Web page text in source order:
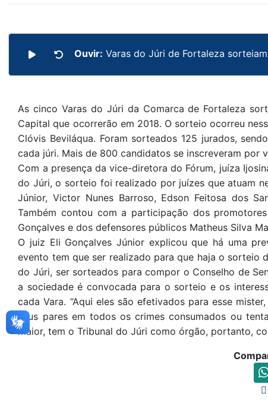
Ouvir: Varas do Júri de Fortaleza
As cinco Varas do Júri da Comarca de Fortaleza
Capital que ocorrerão em 2018. O sorteio ocorreu
Clóvis Beviláqua. Foram sorteados 125 jurados,
cada júri. Mais de 800 candidatos se inscreveram por
Com a presença da vice-diretora do Fórum, juíza
do Júri, o sorteio foi realizado por juízes que atuam
Júnior, Victor Nunes Barroso, Edson Feitosa dos
Também contou com a participação dos
Gonçalves e dos defensores públicos Matheus Silva
O juiz Eli Gonçalves Júnior explicou que há uma
evento tem que ser realizado para que haja o sorteio
do Júri, ser sorteados para compor o Conselho de
a sociedade é convocada para o sorteio e os
cada Vara. “Aqui eles são efetivados para esse
seus pares em todos os crimes consumados ou
maior, tem o Tribunal do Júri como órgão, portanto,